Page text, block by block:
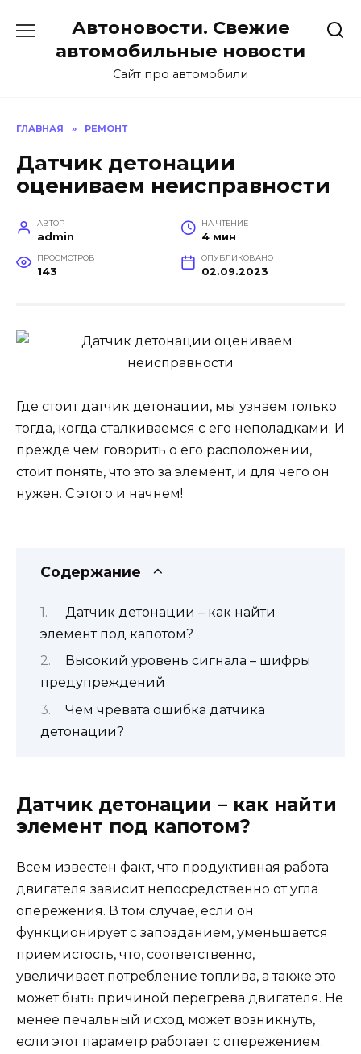
содержанию
Автоновости. Свежие
автомобильные новости
Сайт про автомобили
ГЛАВНАЯ » РЕМОНТ
Датчик детонации
оцениваем неисправности
АВТОР
admin
НА ЧТЕНИЕ
4 мин
ПРОСМОТРОВ
143
ОПУБЛИКОВАНО
02.09.2023
Где стоит датчик детонации, мы узнаем только
тогда, когда сталкиваемся с его неполадками. И
прежде чем говорить о его расположении,
стоит понять, что это за элемент, и для чего он
нужен. С этого и начнем!
Содержание
Датчик детонации – как найти
элемент под капотом?
Высокий уровень сигнала – шифры
предупреждений
Чем чревата ошибка датчика
детонации?
Датчик детонации – как найти
элемент под капотом?
Всем известен факт, что продуктивная работа
двигателя зависит непосредственно от угла
опережения. В том случае, если он
функционирует с запозданием, уменьшается
приемистость, что, соответственно,
увеличивает потребление топлива, а также это
может быть причиной перегрева двигателя. Не
менее печальный исход может возникнуть,
если этот параметр работает с опережением.